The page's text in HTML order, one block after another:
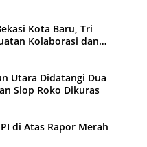
Kota Baru, Tri
Kolaborasi dan
Utara Didatangi Dua
Slop Roko Dikuras
di Atas Rapor Merah